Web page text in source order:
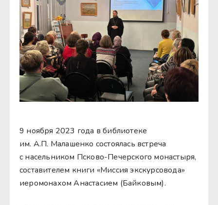
9 ноября 2023 года в библиотеке
им. А.П. Малашенко состоялась встреча
с насельником Псково-Печерского монастыря,
составителем книги «Миссия экскурсовода»
иеромонахом Анастасием (Байковым).